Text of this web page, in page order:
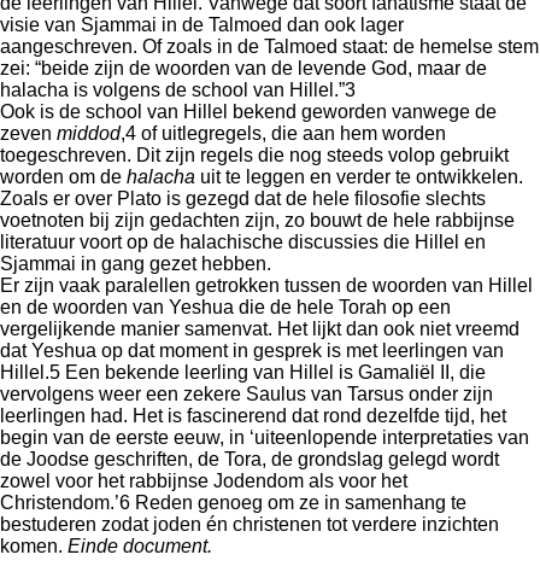
visie van Sjammai in de Talmoed dan ook lager
aangeschreven. Of zoals in de Talmoed staat: de hemelse stem
zei: “beide zijn de woorden van de levende God, maar de
halacha is volgens de school van Hillel.”3
Ook is de school van Hillel bekend geworden vanwege de
zeven middod,4 of uitlegregels, die aan hem worden
toegeschreven. Dit zijn regels die nog steeds volop gebruikt
worden om de halacha uit te leggen en verder te ontwikkelen.
Zoals er over Plato is gezegd dat de hele filosofie slechts
voetnoten bij zijn gedachten zijn, zo bouwt de hele rabbijnse
literatuur voort op de halachische discussies die Hillel en
Sjammai in gang gezet hebben.
Er zijn vaak paralellen getrokken tussen de woorden van Hillel
en de woorden van Yeshua die de hele Torah op een
vergelijkende manier samenvat. Het lijkt dan ook niet vreemd
dat Yeshua op dat moment in gesprek is met leerlingen van
Hillel.5 Een bekende leerling van Hillel is Gamaliël II, die
vervolgens weer een zekere Saulus van Tarsus onder zijn
leerlingen had. Het is fascinerend dat rond dezelfde tijd, het
begin van de eerste eeuw, in ‘uiteenlopende interpretaties van
de Joodse geschriften, de Tora, de grondslag gelegd wordt
zowel voor het rabbijnse Jodendom als voor het
Christendom.’6 Reden genoeg om ze in samenhang te
bestuderen zodat joden én christenen tot verdere inzichten
komen. Einde document.